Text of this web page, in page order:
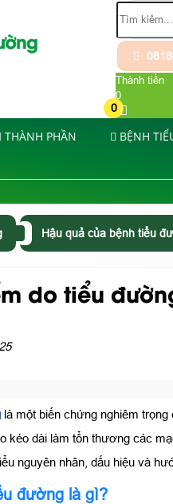
Thành tiền
0
0
THÀNH PHẦN BỆNH
Hậu quả của bệnh tiểu
do tiểu
là một biến chứng nghiêm
kéo dài làm tổn thương các
nguyên nhân, dấu hiệu và
đường là gì?